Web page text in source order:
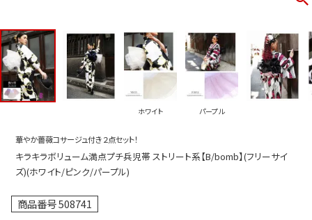
ス
ス
アップ
ース
インワン／サロペット
新作
トップス
ボトムス
ホワイト パープル
華やか薔薇コサージュ付き２点セット！
キラキラボリューム満点プチ兵児帯 ストリート系【B/bomb】(フリーサイ
ズ)(ホワイト/ピンク/パープル)
商品番号508741